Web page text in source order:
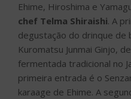
Ehime, Hiroshima e
chef Telma Shiraishi. A
degustação do drinque de
Kuromatsu Junmai Ginjo,
fermentada tradicional no
primeira entrada é o
karaage de Ehime. A